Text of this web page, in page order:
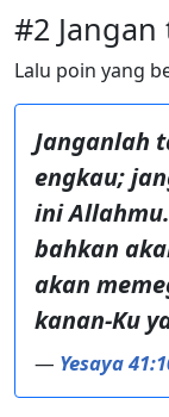
#2
Lalu poin yang
Janganlah
engkau;
ini
bahkan
akan
kanan-Ku
— Yesaya